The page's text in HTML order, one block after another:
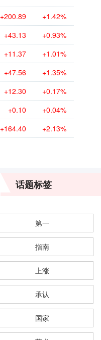
+200.89 +1.42%
+43.13 +0.93%
+11.37 +1.01%
+47.56 +1.35%
+12.30 +0.17%
+0.10 +0.04%
+164.40 +2.13%
话题标签
第一
指南
上涨
承认
国家